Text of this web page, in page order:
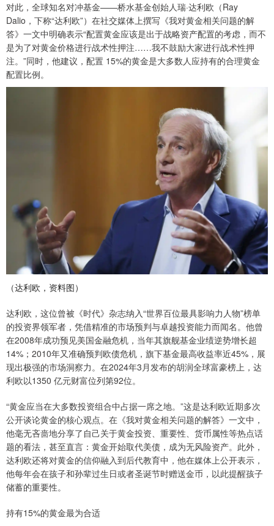
对此，全球知名对冲基金——桥水基金创始人瑞·达利欧（Ray
Dalio，下称“达利欧”）在社交媒体上撰写《我对黄金相关问题的解
答》一文中明确表示“配置黄金应该是出于战略资产配置的考虑，而不
是为了对黄金价格进行战术性押注……我不鼓励大家进行战术性押
注。”同时，他建议，配置 15%的黄金是大多数人应持有的合理黄金
配置比例。
（达利欧，资料图）
达利欧，这位曾被《时代》杂志纳入“世界百位最具影响力人物”榜单
的投资界领军者，凭借精准的市场预判与卓越投资能力而闻名。他曾
在2008年成功预见美国金融危机，当年其旗舰基金业绩逆势增长超
14%；2010年又准确预判欧债危机，旗下基金最高收益率近45%，展
现出极强的市场洞察力。在2024年3月发布的胡润全球富豪榜上，达
利欧以1350 亿元财富位列第92位。
“黄金应当在大多数投资组合中占据一席之地。”这是达利欧近期多次
公开谈论黄金的核心观点。在《我对黄金相关问题的解答》一文中，
他毫无吝啬地分享了自己关于黄金投资、重要性、货币属性等热点话
题的看法，甚至直言：黄金开始取代美债，成为无风险资产。此外，
达利欧还将对黄金的信仰融入到后代教育中，他在媒体上公开表示，
他每年会在孩子和孙辈过生日或者圣诞节时赠送金币，以此提醒孩子
储蓄的重要性。
持有15%的黄金最为合适